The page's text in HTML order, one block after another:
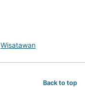
Wisatawan
Back to top